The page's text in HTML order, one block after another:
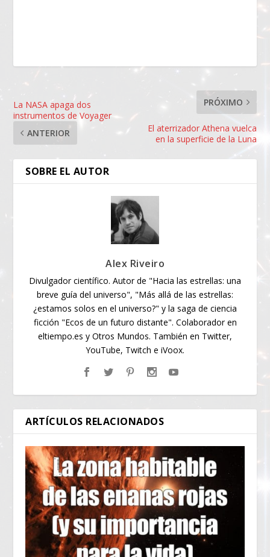
La NASA apaga dos
instrumentos de Voyager
ANTERIOR
PRÓXIMO
El aterrizador Athena vuelca
en la superficie de la Luna
SOBRE EL AUTOR
Alex Riveiro
Divulgador científico. Autor de "Hacia las estrellas: una
breve guía del universo", "Más allá de las estrellas:
¿estamos solos en el universo?" y la saga de ciencia
ficción "Ecos de un futuro distante". Colaborador en
eltiempo.es y Otros Mundos. También en Twitter,
YouTube, Twitch e iVoox.
ARTÍCULOS RELACIONADOS